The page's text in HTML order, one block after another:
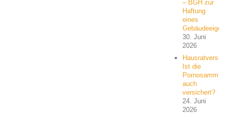
– BGH zur
Haftung
eines
30. Juni
2026
Ist die
auch
versichert?
24. Juni
2026